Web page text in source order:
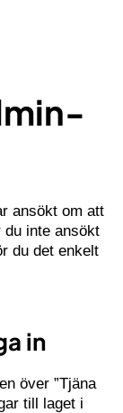
ansökt om att
du inte ansökt
du det enkelt
in
över ”Tjäna
till laget i